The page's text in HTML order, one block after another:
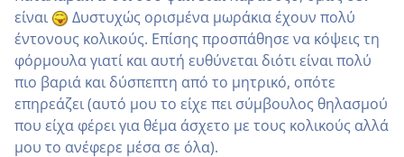
είναι
Δυστυχώς ορισμένα μωράκια έχουν πολύ
έντονους κολικούς. Επίσης προσπάθησε να κόψεις τη
φόρμουλα γιατί και αυτή ευθύνεται διότι είναι πολύ
πιο βαριά και δύσπεπτη από το μητρικό, οπότε
επηρεάζει (αυτό μου το είχε πει σύμβουλος θηλασμού
που είχα φέρει για θέμα άσχετο με τους κολικούς αλλά
μου το ανέφερε μέσα σε όλα).